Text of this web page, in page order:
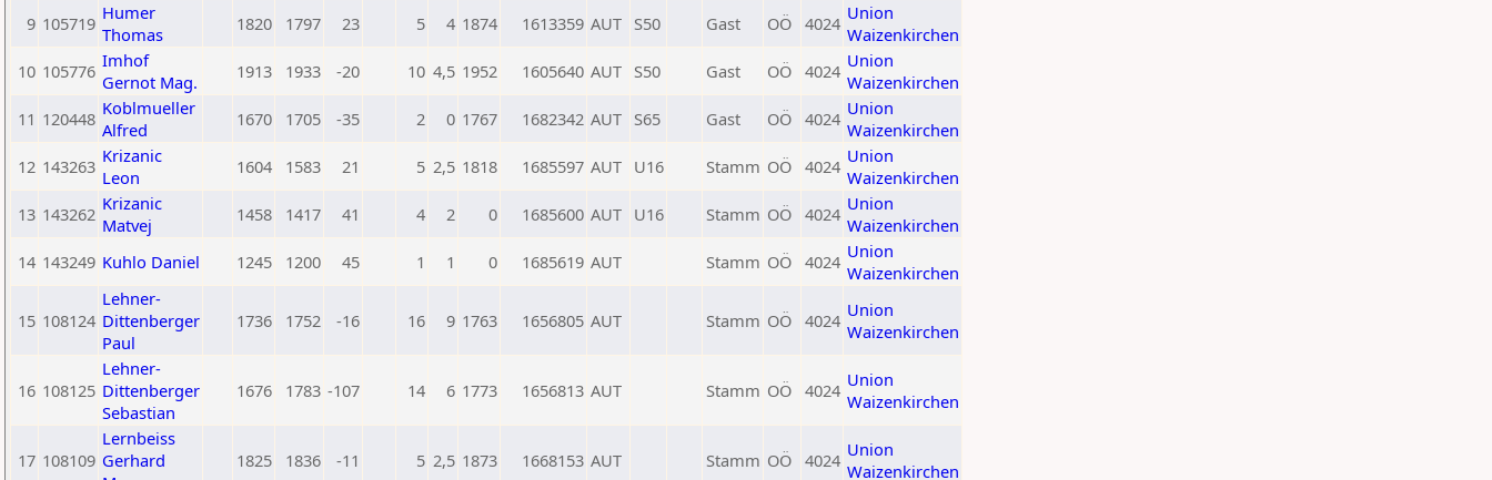
9 105719 Humer
Thomas
1820 1797 23 5 4 1874 1613359 AUT S50 Gast OÖ 4024 Union
Waizenkirchen
10 105776 Imhof
Gernot Mag.
1913 1933 -20 10 4,5 1952 1605640 AUT S50 Gast OÖ 4024 Union
Waizenkirchen
11 120448 Koblmueller
Alfred
1670 1705 -35 2 0 1767 1682342 AUT S65 Gast OÖ 4024 Union
Waizenkirchen
12 143263 Krizanic
Leon
1604 1583 21 5 2,5 1818 1685597 AUT U16 Stamm OÖ 4024 Union
Waizenkirchen
13 143262 Krizanic
Matvej
1458 1417 41 4 2 0 1685600 AUT U16 Stamm OÖ 4024 Union
Waizenkirchen
14 143249 Kuhlo Daniel 1245 1200 45 1 1 0 1685619 AUT Stamm OÖ 4024 Union
Waizenkirchen
15 108124
Lehner-
Dittenberger
Paul
1736 1752 -16 16 9 1763 1656805 AUT Stamm OÖ 4024 Union
Waizenkirchen
16 108125
Lehner-
Dittenberger
Sebastian
1676 1783 -107 14 6 1773 1656813 AUT Stamm OÖ 4024 Union
Waizenkirchen
17 108109
Lernbeiss
Gerhard
1825 1836 -11 5 2,5 1873 1668153 AUT Stamm OÖ 4024 Union
Waizenkirchen